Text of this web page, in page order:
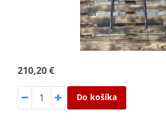
210,20 €
Do košíka